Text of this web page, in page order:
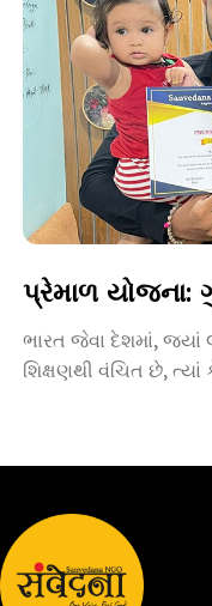
ભારત જેવા દેશમાં, જ્યાં
શિક્ષણથી વંચિત છે,